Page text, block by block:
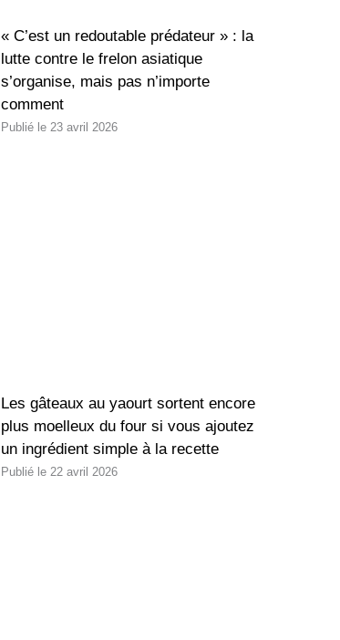
« C’est un redoutable prédateur » : la
lutte contre le frelon asiatique
s’organise, mais pas n’importe
comment
23 avril 2026
Les gâteaux au yaourt sortent encore
plus moelleux du four si vous ajoutez
un ingrédient simple à la recette
22 avril 2026